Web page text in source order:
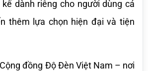
dành riêng cho người dùng cá
thêm lựa chọn hiện đại và tiện
đồng Độ Đèn Việt Nam – nơi